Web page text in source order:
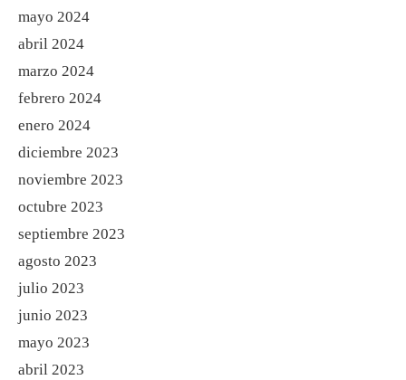
mayo 2024
abril 2024
marzo 2024
febrero 2024
enero 2024
diciembre 2023
noviembre 2023
octubre 2023
septiembre 2023
agosto 2023
julio 2023
junio 2023
mayo 2023
abril 2023